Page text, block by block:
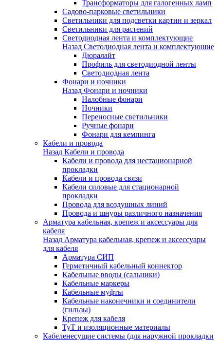
Трансформаторы для галогенных ламп
Садово-парковые светильники
Светильники для подсветки картин и зеркал
Светильники для растений
Светодиодная лента и комплектующие
Назад Светодиодная лента и комплектующие
Дюралайт
Профиль для светодиодной ленты
Светодиодная лента
Фонари и ночники
Назад Фонари и ночники
Налобные фонари
Ночники
Переносные светильники
Ручные фонари
Фонари для кемпинга
Кабели и провода
Назад Кабели и провода
Кабели и провода для нестационарной
прокладки
Кабели и провода связи
Кабели силовые для стационарной
прокладки
Провода для воздушных линий
Провода и шнуры различного назначения
Арматура кабельная, крепеж и аксессуары для
кабеля
Назад Арматура кабельная, крепеж и аксессуары
для кабеля
Арматура СИП
Герметичный кабельный коннектор
Кабельные вводы (сальники)
Кабельные маркеры
Кабельные муфты
Кабельные наконечники и соединители
(гильзы)
Крепеж для кабеля
ТуТ и изоляционные материалы
Кабеленесущие системы (для наружной прокладки